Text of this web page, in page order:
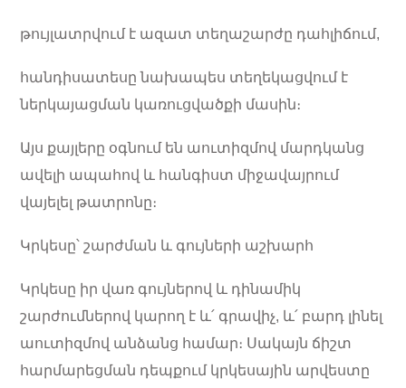
թույլատրվում է ազատ տեղաշարժը դահլիճում,
հանդիսատեսը նախապես տեղեկացվում է
ներկայացման կառուցվածքի մասին։
Այս քայլերը օգնում են աուտիզմով մարդկանց
ավելի ապահով և հանգիստ միջավայրում
վայելել թատրոնը։
Կրկեսը՝ շարժման և գույների աշխարհ
Կրկեսը իր վառ գույներով և դինամիկ
շարժումներով կարող է և՛ գրավիչ, և՛ բարդ լինել
աուտիզմով անձանց համար։ Սակայն ճիշտ
հարմարեցման դեպքում կրկեսային արվեստը